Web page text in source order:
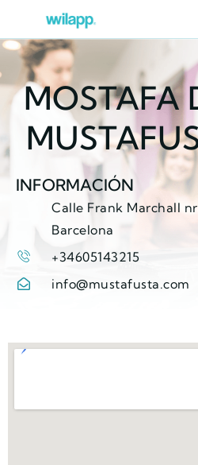
MOSTAFA
INFORMACIÓN
Calle Frank Marchall
Barcelona
+34605143215
info@mustafusta.com